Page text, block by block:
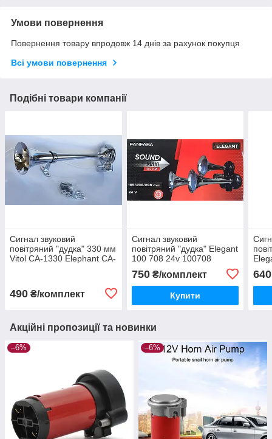
Умови повернення
Повернення товару впродовж 14 днів за рахунок покупця
Всі умови повернення
Подібні товари компанії
Сигнал звуковий
повітряний "дудка" 330 мм
Vitol CA-1330 Elephant CA-
490 ₴/комплект
Сигнал звуковий
повітряний "дудка" Elegant
100 708 24v 100708
750₴/комплект
Купити
640
Акційні пропозиції та новинки
–6% –6%